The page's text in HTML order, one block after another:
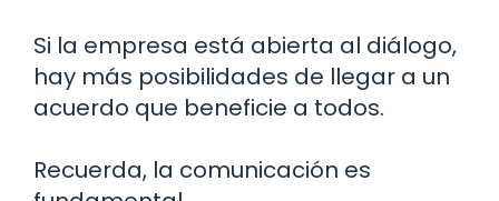
Si la empresa está abierta al diálogo,
hay más posibilidades de llegar a un
acuerdo que beneficie a todos.
Recuerda, la comunicación es